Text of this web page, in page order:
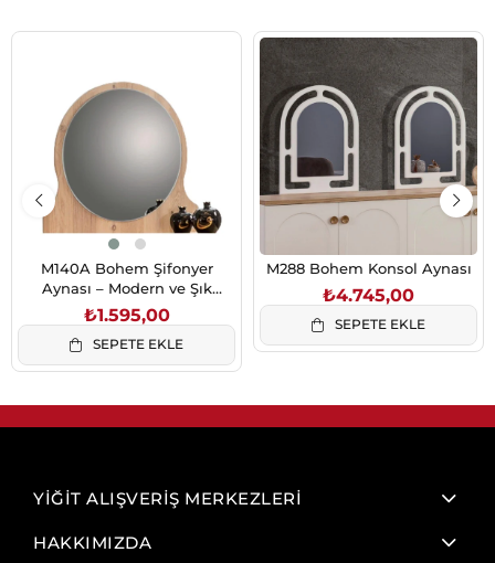
M140A Bohem Şifonyer
Aynası – Modern ve Şık
Tasarım
₺1.595,00
SEPETE EKLE
M288 Bohem Konsol Aynası
₺4.745,00
SEPETE EKLE
YİĞİT ALIŞVERİŞ MERKEZLERİ
HAKKIMIZDA